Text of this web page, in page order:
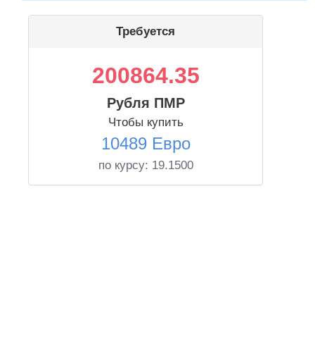
Требуется
200864.35
Рубля ПМР
Чтобы купить
10489 Евро
по курсу: 19.1500